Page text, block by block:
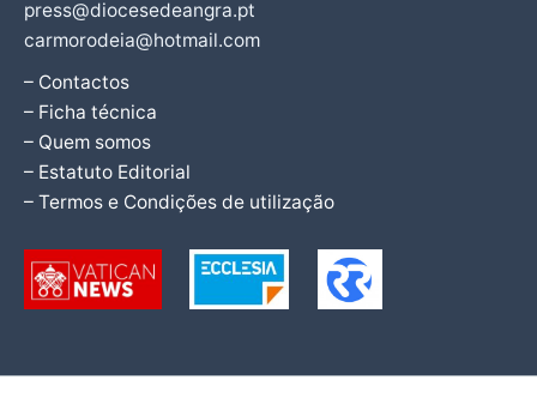
press@diocesedeangra.pt
carmorodeia@hotmail.com
– Contactos
– Ficha técnica
– Quem somos
– Estatuto Editorial
– Termos e Condições de utilização